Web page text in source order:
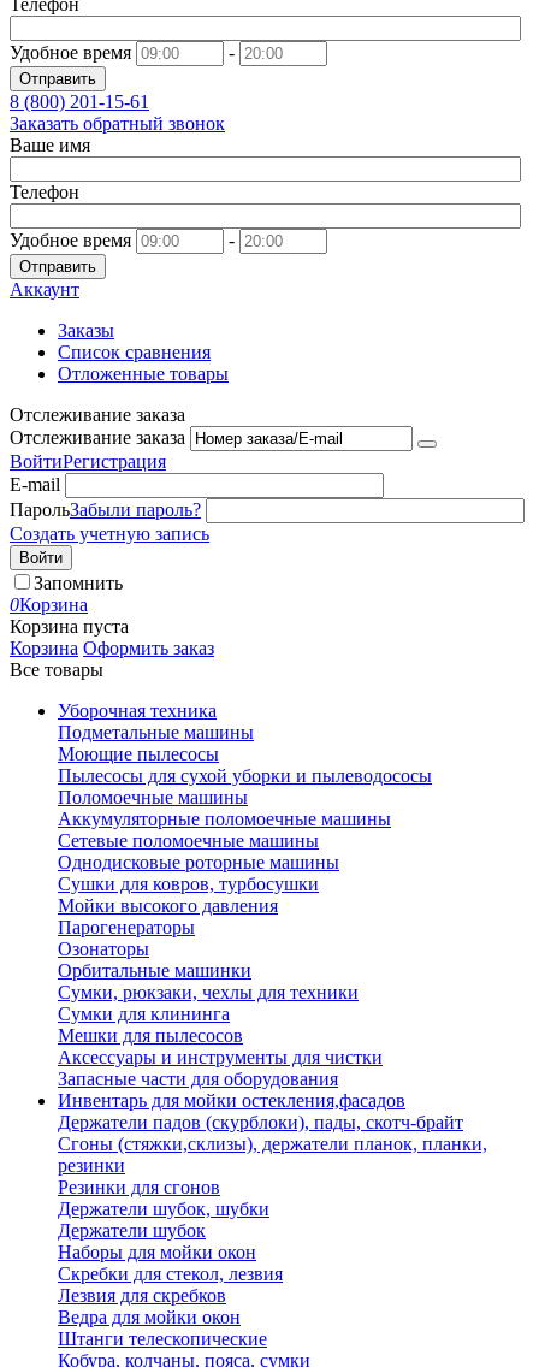
Телефон
Удобное время -
Отправить
8 (800) 201-15-61
Заказать обратный звонок
Ваше имя
Телефон
Удобное время -
Отправить
Аккаунт
Заказы
Список сравнения
Отложенные товары
Отслеживание заказа
Отслеживание заказа
ВойтиРегистрация
E-mail
ПарольЗабыли пароль?
Создать учетную запись
Войти
Запомнить
0Корзина
Корзина пуста
Корзина Оформить заказ
Все товары
Уборочная техника
Подметальные машины
Моющие пылесосы
Пылесосы для сухой уборки и пылеводососы
Поломоечные машины
Аккумуляторные поломоечные машины
Сетевые поломоечные машины
Однодисковые роторные машины
Сушки для ковров, турбосушки
Мойки высокого давления
Парогенераторы
Озонаторы
Орбитальные машинки
Сумки, рюкзаки, чехлы для техники
Сумки для клининга
Мешки для пылесосов
Аксессуары и инструменты для чистки
Запасные части для оборудования
Инвентарь для мойки остекления,фасадов
Держатели падов (скурблоки), пады, скотч-брайт
Сгоны (стяжки,склизы), держатели планок, планки,
резинки
Резинки для сгонов
Держатели шубок, шубки
Держатели шубок
Наборы для мойки окон
Скребки для стекол, лезвия
Лезвия для скребков
Ведра для мойки окон
Штанги телескопические
Кобура, колчаны, пояса, сумки